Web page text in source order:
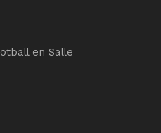
en Salle